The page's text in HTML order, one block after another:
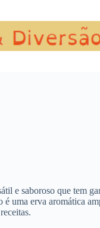
e saboroso que tem
é uma erva aromática